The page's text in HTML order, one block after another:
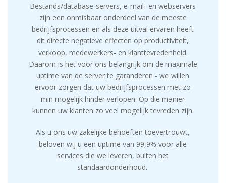
Bestands/database-servers, e-mail- en webservers
zijn een onmisbaar onderdeel van de meeste
bedrijfsprocessen en als deze uitval ervaren heeft
dit directe negatieve effecten op productiviteit,
verkoop, medewerkers- en klanttevredenheid.
Daarom is het voor ons belangrijk om de maximale
uptime van de server te garanderen - we willen
ervoor zorgen dat uw bedrijfsprocessen met zo
min mogelijk hinder verlopen. Op die manier
kunnen uw klanten zo veel mogelijk tevreden zijn.
Als u ons uw zakelijke behoeften toevertrouwt,
beloven wij u een uptime van 99,9% voor alle
services die we leveren, buiten het
standaardonderhoud..